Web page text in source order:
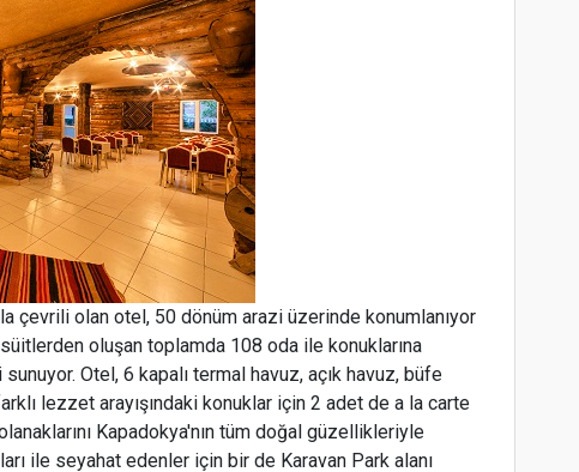
çevrili olan otel, 50 dönüm arazi üzerinde konumlanıyor
oluşan toplamda 108 oda ile konuklarına
Otel, 6 kapalı termal havuz, açık havuz, büfe
lezzet arayışındaki konuklar için 2 adet de a la carte
Kapadokya'nın tüm doğal güzellikleriyle
ile seyahat edenler için bir de Karavan Park alanı